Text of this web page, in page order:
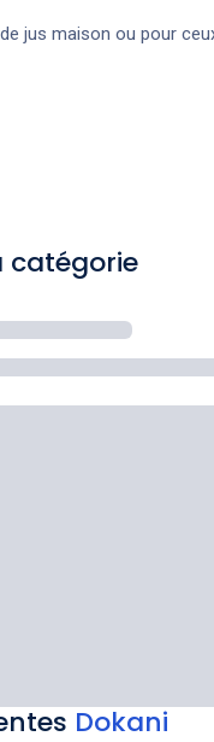
jus maison ou pour
catégorie
Dokani